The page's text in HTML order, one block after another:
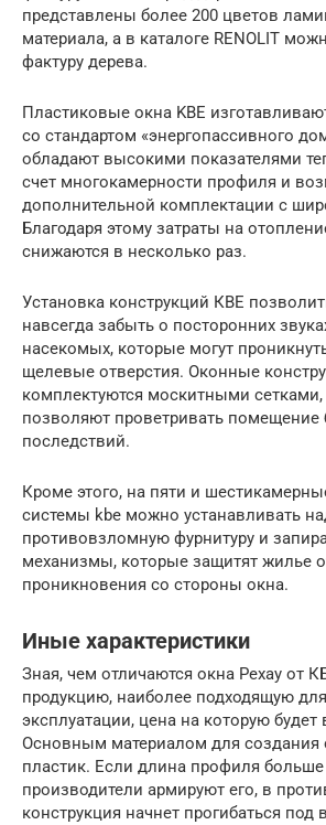
представлены более 200 цветов
материала, а в каталоге RENOLIT
фактуру дерева.
Пластиковые окна KBE
со стандартом «энергопассивного
обладают высокими показателями
счет многокамерности профиля и
дополнительной комплектации с
Благодаря этому затраты на
снижаются в несколько раз.
Установка конструкций КВЕ
навсегда забыть о посторонних
насекомых, которые могут
щелевые отверстия. Оконные
комплектуются москитными
позволяют проветривать помещение
последствий.
Кроме этого, на пяти и
системы kbe можно устанавливать
противовзломную фурнитуру и
механизмы, которые защитят жилье
проникновения со стороны окна.
Иные характеристики
Зная, чем отличаются окна Рехау от
продукцию, наиболее подходящую
эксплуатации, цена на которую будет
Основным материалом для создания
пластик. Если длина профиля
производители армируют его, в
конструкция начнет прогибаться под